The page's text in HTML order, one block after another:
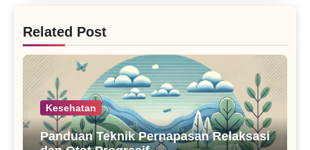
Related Post
Kesehatan
Panduan Teknik Pernapasan Relaksasi